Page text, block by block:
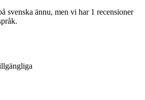
svenska ännu, men vi har 1 recensioner